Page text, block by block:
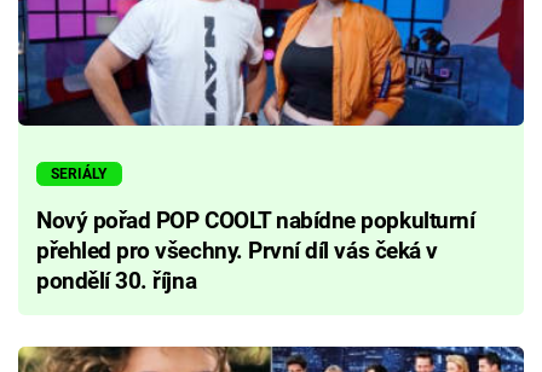
SERIÁLY
Nový pořad POP COOLT nabídne popkulturní
přehled pro všechny. První díl vás čeká v
pondělí 30. října